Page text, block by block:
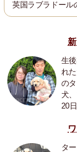
英国ラブラドールのサラ母さんの子犬を家族に迎えられた三
生
れ
の
犬
20
タ